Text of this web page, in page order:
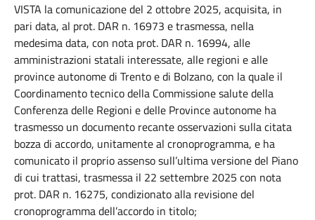
VISTA la comunicazione del 2 ottobre 2025, acquisita, in
pari data, al prot. DAR n. 16973 e trasmessa, nella
medesima data, con nota prot. DAR n. 16994, alle
amministrazioni statali interessate, alle regioni e alle
province autonome di Trento e di Bolzano, con la quale il
Coordinamento tecnico della Commissione salute della
Conferenza delle Regioni e delle Province autonome ha
trasmesso un documento recante osservazioni sulla citata
bozza di accordo, unitamente al cronoprogramma, e ha
comunicato il proprio assenso sull’ultima versione del Piano
di cui trattasi, trasmessa il 22 settembre 2025 con nota
prot. DAR n. 16275, condizionato alla revisione del
cronoprogramma dell’accordo in titolo;